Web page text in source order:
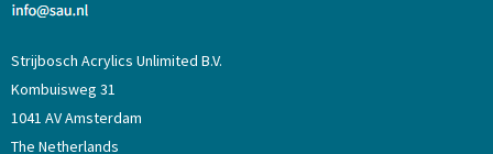
Strijbosch Acrylics Unlimited B.V.
Kombuisweg 31
1041 AV Amsterdam
The Netherlands